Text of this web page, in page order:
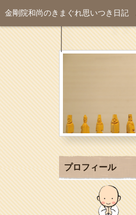
金剛院和尚のきまぐれ思いつき日記
プロフィール